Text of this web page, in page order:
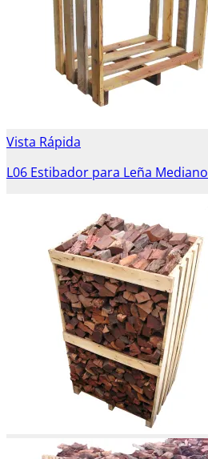
Vista Rápida
L06 Estibador para Leña Mediano